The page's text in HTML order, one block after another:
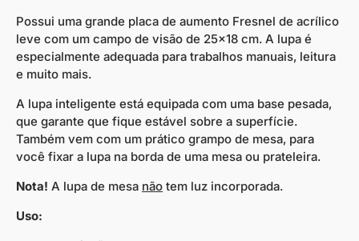
Possui uma grande placa de aumento Fresnel de acrílico
leve com um campo de visão de 25x18 cm. A lupa é
especialmente adequada para trabalhos manuais, leitura
e muito mais.
A lupa inteligente está equipada com uma base pesada,
que garante que fique estável sobre a superfície.
Também vem com um prático grampo de mesa, para
você fixar a lupa na borda de uma mesa ou prateleira.
Nota! A lupa de mesa não tem luz incorporada.
Uso: